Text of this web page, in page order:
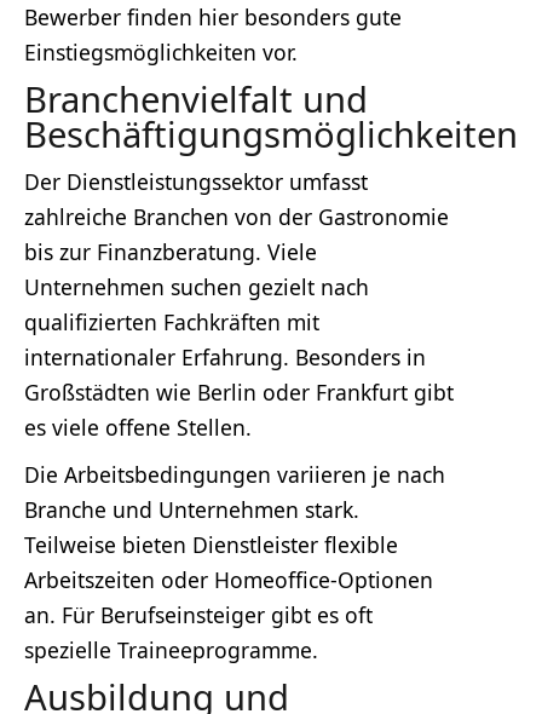
Bewerber finden hier besonders gute
Einstiegsmöglichkeiten vor.
Branchenvielfalt und
Beschäftigungsmöglichkeiten
Der Dienstleistungssektor umfasst
zahlreiche Branchen von der Gastronomie
bis zur Finanzberatung. Viele
Unternehmen suchen gezielt nach
qualifizierten Fachkräften mit
internationaler Erfahrung. Besonders in
Großstädten wie Berlin oder Frankfurt gibt
es viele offene Stellen.
Die Arbeitsbedingungen variieren je nach
Branche und Unternehmen stark.
Teilweise bieten Dienstleister flexible
Arbeitszeiten oder Homeoffice-Optionen
an. Für Berufseinsteiger gibt es oft
spezielle Traineeprogramme.
Ausbildung und